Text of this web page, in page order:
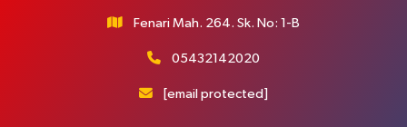
Fenari Mah. 264. Sk. No: 1-B
05432142020
[email protected]